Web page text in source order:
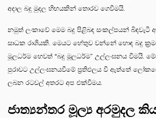
අදාල බදු මුදල හිඟයකින් තොරව ගෙවීමයි.
නමුත් ලංකාවේ මෙම බදු පිළිබඳ සංකල්පයන් බිඳවැටී
සාධක රාශියකි. මෙයට හේතුව වන්නේ හොඳ බදු
මූලධර්ම හෙවත් “බදු මූලධර්ම” උල්ලංඝනය වීමයි.
පුරාවට උල්ලංඝනයවීමේ ප්‍රතිඵලය වී ඇත්තේ
ලබන රටවල් අතරට අප එක්වීමය.
ජාත්‍යන්තර මූල්‍ය අරමුදල